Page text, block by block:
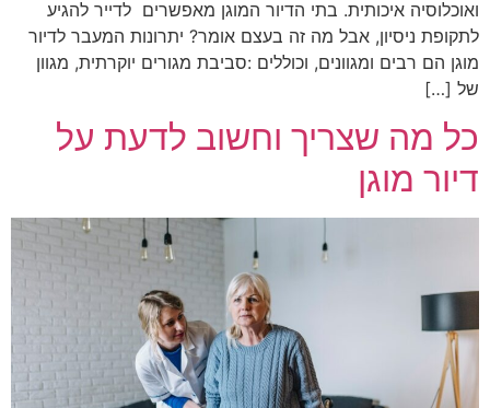
ואוכלוסיה איכותית. בתי הדיור המוגן מאפשרים לדייר להגיע
לתקופת ניסיון, אבל מה זה בעצם אומר? יתרונות המעבר לדיור
מוגן הם רבים ומגוונים, וכוללים :סביבת מגורים יוקרתית, מגוון
של […]
כל מה שצריך וחשוב לדעת על
דיור מוגן